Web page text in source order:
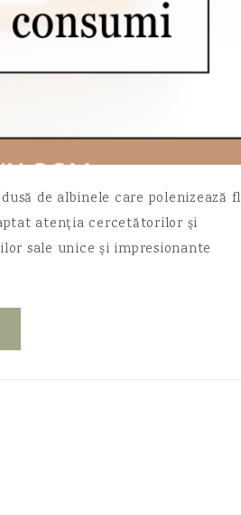
de albinele care polenizează
atenția cercetătorilor și
sale unice și impresionante